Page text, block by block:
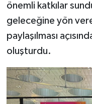
önemli katkılar
geleceğine yön
paylaşılması
oluşturdu.